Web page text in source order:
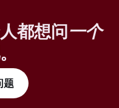
都想问一个
题